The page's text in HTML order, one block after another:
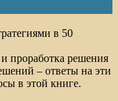
в 50
проработка решения
– ответы на эти
в этой книге.